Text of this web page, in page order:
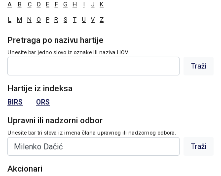
A B C D E F G H I J K
L M N O P R S T U V Z
Pretraga po nazivu hartije
Unesite bar jedno slovo iz oznake ili naziva HOV.
Hartije iz indeksa
BIRS ORS
Upravni ili nadzorni odbor
Unesite bar tri slova iz imena člana upravnog ili nadzornog odbora.
Akcionari